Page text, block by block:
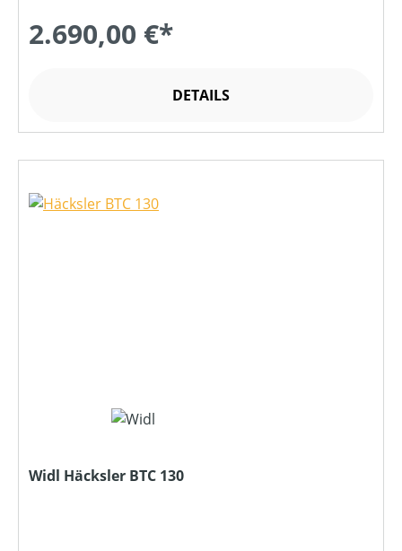
2.690,00 €*
DETAILS
Widl Häcksler BTC 130